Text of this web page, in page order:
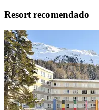
Resort recomendado